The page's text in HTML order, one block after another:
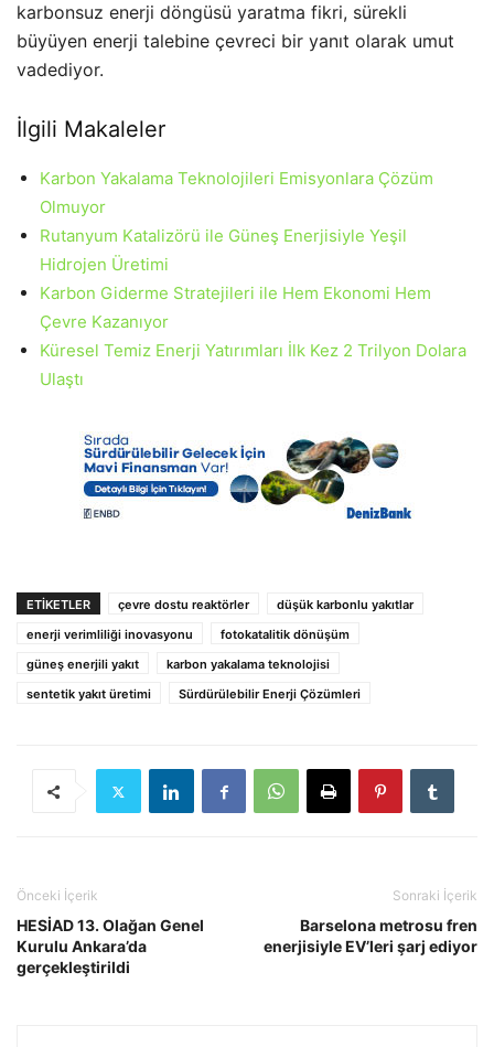
karbonsuz enerji döngüsü yaratma fikri, sürekli
büyüyen enerji talebine çevreci bir yanıt olarak umut
vadediyor.
İlgili Makaleler
Karbon Yakalama Teknolojileri Emisyonlara Çözüm
Olmuyor
Rutanyum Katalizörü ile Güneş Enerjisiyle Yeşil
Hidrojen Üretimi
Karbon Giderme Stratejileri ile Hem Ekonomi Hem
Çevre Kazanıyor
Küresel Temiz Enerji Yatırımları İlk Kez 2 Trilyon Dolara
Ulaştı
ETIKETLER çevre dostu reaktörler
düşük karbonlu yakıtlar
enerji verimliliği inovasyonu
fotokatalitik dönüşüm
güneş enerjili yakıt
karbon yakalama teknolojisi
sentetik yakıt üretimi
Sürdürülebilir Enerji Çözümleri
Önceki İçerik
HESİAD 13. Olağan Genel
Kurulu Ankara’da
gerçekleştirildi
Sonraki İçerik
Barselona metrosu fren
enerjisiyle EV’leri şarj ediyor